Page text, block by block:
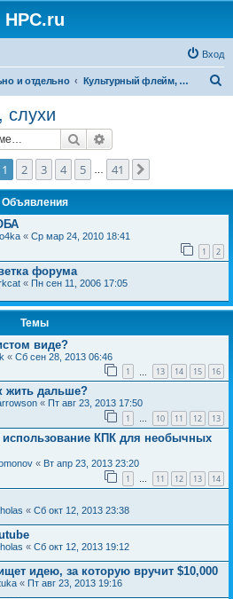
HPC.ru
Вход
и отдельно Культурный флейм, слухи
слухи
Поиск
1 из
1 2 3 4 5 41
Объявления
« Ср мар 24, 2010 18:41
1 2
форума
« Пн сен 11, 2006 17:05
Темы
виде?
« Сб сен 28, 2013 06:46
1 13 14 15 16
жить дальше?
« Пт авг 23, 2013 17:50
1 … 10 11 12 13
использование КПК для необычных
« Вт апр 23, 2013 23:20
1 … 11 12 13 14
« Сб окт 12, 2013 23:38
« Сб окт 12, 2013 19:12
идею, за которую вручит $10,000
« Пт авг 23, 2013 19:16